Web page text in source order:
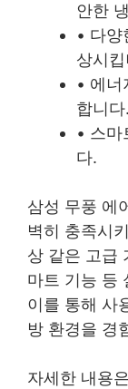
안한
• 다
상시
• 에
합니다.
• 스마
다.
삼성 무풍 에
벽히 충족시
상 같은 고급
마트 기능 등
이를 통해 사
방 환경을 경
자세한 내용은